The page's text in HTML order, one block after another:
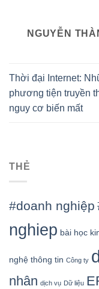
NGUYỄN
Thời đại Internet:
phương tiện truyền
nguy cơ biến mất
THẺ
#doanh nghiệp
nghiep bài học
nghệ thông tin Công ty
nhân dịch vụ Dữ liệu